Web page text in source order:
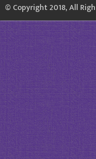
© Copyright 2018, All